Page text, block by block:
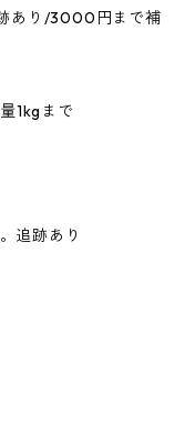
あり/3000円まで補
1kgまで
追跡あり